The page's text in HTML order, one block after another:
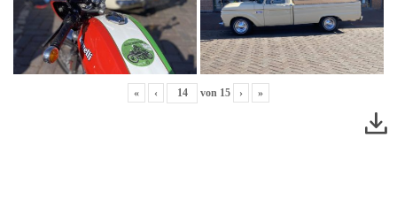
« ‹ von 15 › »